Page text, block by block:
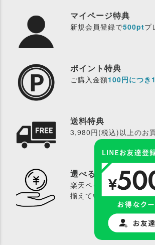
マイページ特典
新規会員登録で500ptプ
ポイント特典
ご購入金額100円につき
送料特典
3,980円(税込)以上のお
選べるお支払い方法
楽天ペイを始め、豊富な
揃えています。